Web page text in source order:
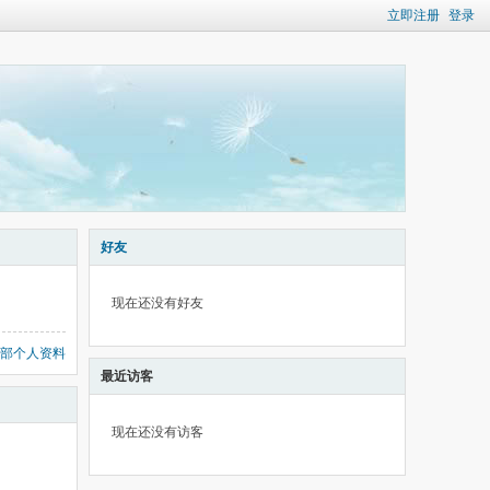
立即注册 登录
个人资料
好友
现在还没有好友
最近访客
现在还没有访客